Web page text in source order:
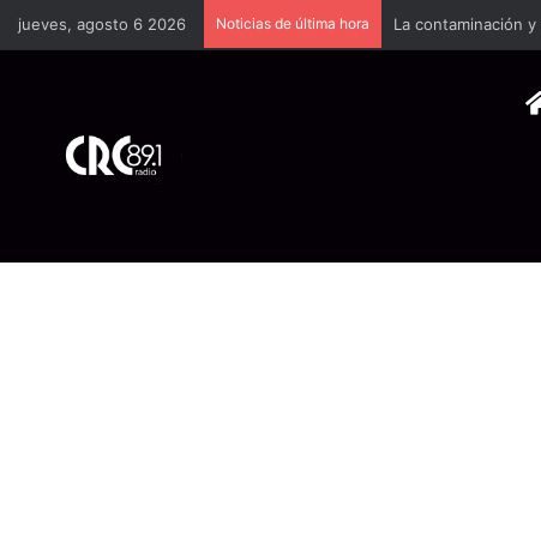
jueves, agosto 6 2026 Noticias de última hora